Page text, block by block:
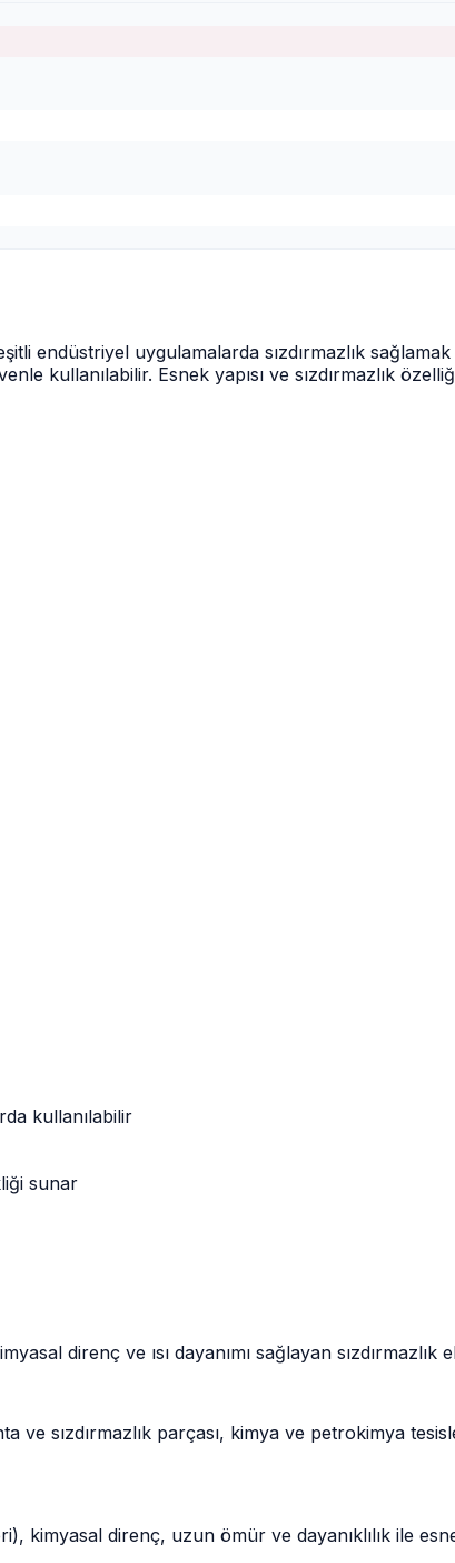
endüstriyel uygulamalarda sızdırmazlık sağlamak
kullanılabilir. Esnek yapısı ve sızdırmazlık
kullanılabilir
sunar
direnç ve ısı dayanımı sağlayan sızdırmazlık
sızdırmazlık parçası, kimya ve petrokimya
kimyasal direnç, uzun ömür ve dayanıklılık ile